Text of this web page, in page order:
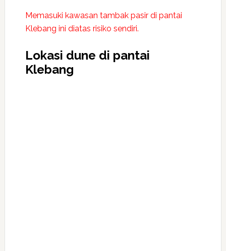
Memasuki kawasan tambak pasir di pantai
Klebang ini diatas risiko sendiri.
Lokasi dune di pantai
Klebang